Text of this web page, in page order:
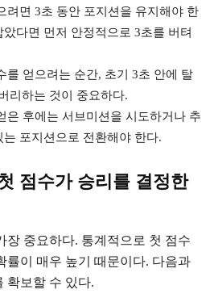
려면 3초 동안 포지션을 유지해야 한
다면 먼저 안정적으로 3초를 버텨
를 얻으려는 순간, 초기 3초 안에 탈
리하는 것이 중요하다.
은 후에는 서브미션을 시도하거나 추
포지션으로 전환해야 한다.
점수가 승리를 결정한
장 중요하다. 통계적으로 첫 점수
률이 매우 높기 때문이다. 다음과
확보할 수 있다.